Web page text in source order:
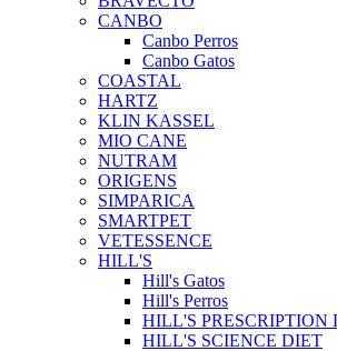
CANBO
Canbo Perros
Canbo Gatos
COASTAL
HARTZ
KLIN KASSEL
MIO CANE
NUTRAM
ORIGENS
SIMPARICA
SMARTPET
VETESSENCE
HILL'S
Hill's Gatos
Hill's Perros
HILL'S PRESCRIPTION
HILL'S SCIENCE DIET